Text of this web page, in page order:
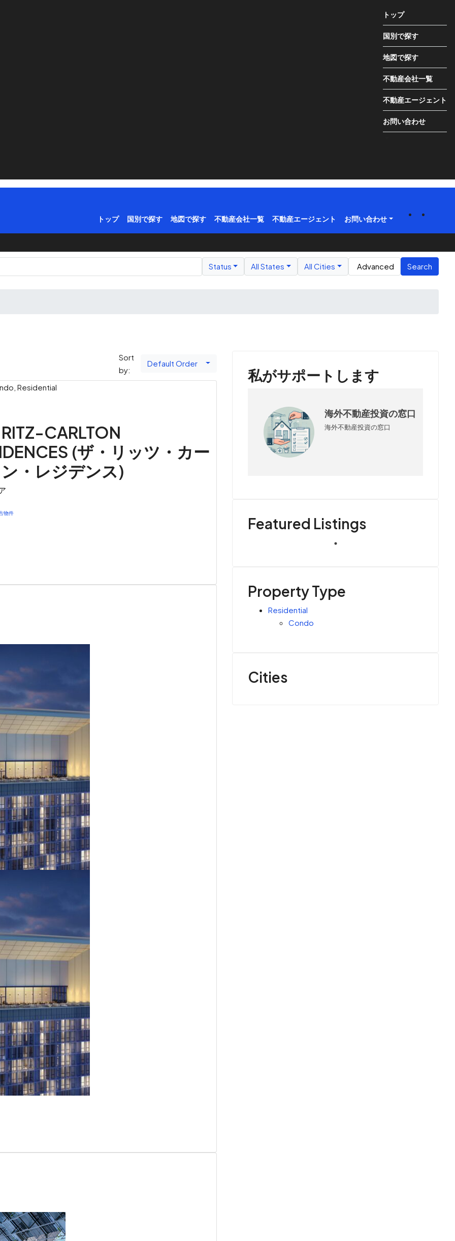
トップ
国別で探す
地図で探す
不動産会社一覧
不動産エージェント
お問い合わせ
トップ 国別で探す 地図で探す 不動産会社一覧 不動産エージェント お問い合わせ
Status All States All Cities Advanced Search
Sort
by:
Default Order
Residential
CARLTON
(ザ・リッツ・カー
・レジデンス)
物件
私がサポートします
海外不動産投資の窓口
海外不動産投資の窓口
Featured Listings
Property Type
Residential
Condo
Cities